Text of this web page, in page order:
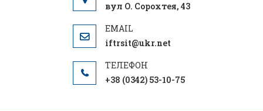
вул О. Сорохтея, 43
iftrsit@ukr.net
+38 (0342) 53-10-75